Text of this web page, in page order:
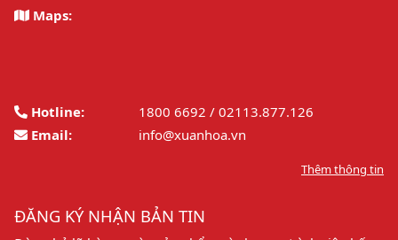
Maps:
Hotline:
1800 6692 / 02113.877.126
Email:
info@xuanhoa.vn
Thêm thông tin
ĐĂNG KÝ NHẬN BẢN TIN